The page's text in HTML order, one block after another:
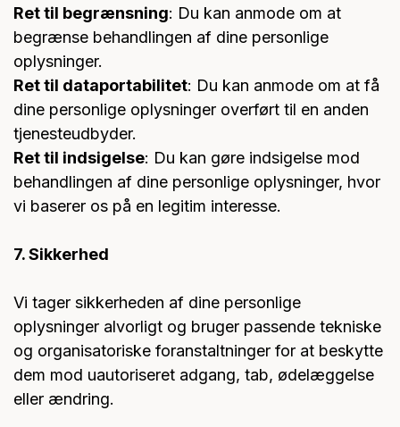
Ret til begrænsning: Du kan anmode om at
begrænse behandlingen af dine personlige
oplysninger.
Ret til dataportabilitet: Du kan anmode om at få
dine personlige oplysninger overført til en anden
tjenesteudbyder.
Ret til indsigelse: Du kan gøre indsigelse mod
behandlingen af dine personlige oplysninger, hvor
vi baserer os på en legitim interesse.
7. Sikkerhed
Vi tager sikkerheden af dine personlige
oplysninger alvorligt og bruger passende tekniske
og organisatoriske foranstaltninger for at beskytte
dem mod uautoriseret adgang, tab, ødelæggelse
eller ændring.